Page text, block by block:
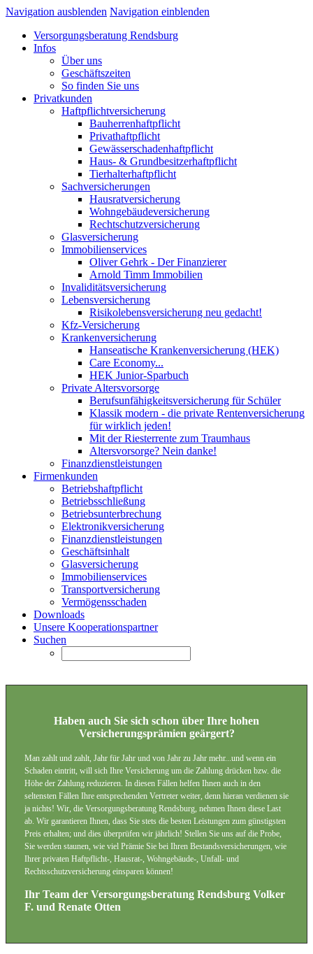
Navigation ausblenden Navigation einblenden
Versorgungsberatung Rendsburg
Infos
Über uns
Geschäftszeiten
So finden Sie uns
Privatkunden
Haftpflichtversicherung
Bauherrenhaftpflicht
Privathaftpflicht
Gewässerschadenhaftpflicht
Haus- & Grundbesitzerhaftpflicht
Tierhalterhaftpflicht
Sachversicherungen
Hausratversicherung
Wohngebäudeversicherung
Rechtschutzversicherung
Glasversicherung
Immobilienservices
Oliver Gehrk - Der Finanzierer
Arnold Timm Immobilien
Invaliditätsversicherung
Lebensversicherung
Risikolebensversicherung neu gedacht!
Kfz-Versicherung
Krankenversicherung
Hanseatische Krankenversicherung (HEK)
Care Economy...
HEK Junior-Sparbuch
Private Altersvorsorge
Berufsunfähigkeitsversicherung für Schüler
Klassik modern - die private Rentenversicherung
für wirklich jeden!
Mit der Riesterrente zum Traumhaus
Altersvorsorge? Nein danke!
Finanzdienstleistungen
Firmenkunden
Betriebshaftpflicht
Betriebsschließung
Betriebsunterbrechung
Elektronikversicherung
Finanzdienstleistungen
Geschäftsinhalt
Glasversicherung
Immobilienservices
Transportversicherung
Vermögensschaden
Downloads
Unsere Kooperationspartner
Suchen
Haben auch Sie sich schon über Ihre hohen
Versicherungsprämien geärgert?
Man zahlt und zahlt, Jahr für Jahr und von Jahr zu Jahr mehr...und wenn ein
Schaden eintritt, will sich Ihre Versicherung um die Zahlung drücken bzw. die
Höhe der Zahlung reduzieren. In diesen Fällen helfen Ihnen auch in den
seltensten Fällen Ihre entsprechenden Vertreter weiter, denn hieran verdienen sie
ja nichts! Wir, die Versorgungsberatung Rendsburg, nehmen Ihnen diese Last
ab. Wir garantieren Ihnen, dass Sie stets die besten Leistungen zum günstigsten
Preis erhalten; und dies überprüfen wir jährlich! Stellen Sie uns auf die Probe,
Sie werden staunen, wie viel Prämie Sie bei Ihren Bestandsversicherungen, wie
Ihrer privaten Haftpflicht-, Hausrat-, Wohngebäude-, Unfall- und
Rechtsschutzversicherung einsparen können!
Ihr Team der Versorgungsberatung Rendsburg Volker
F. und Renate Otten